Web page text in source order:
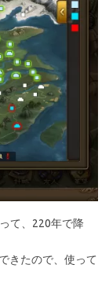
て、220年で降
きたので、使って